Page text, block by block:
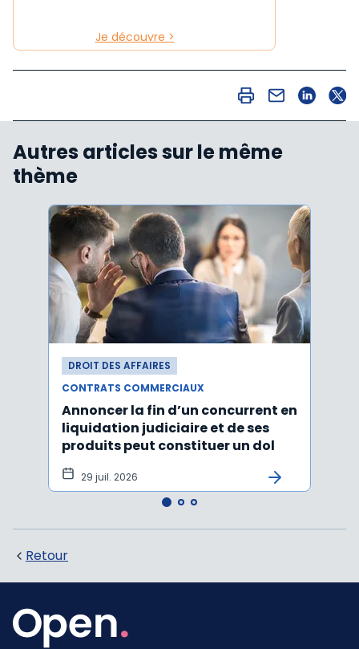
Je découvre >
Autres articles sur le même
thème
DROIT DES AFFAIRES
CONTRATS COMMERCIAUX
Annoncer la fin d’un concurrent en
liquidation judiciaire et de ses
produits peut constituer un dol
29 juil. 2026
Retour